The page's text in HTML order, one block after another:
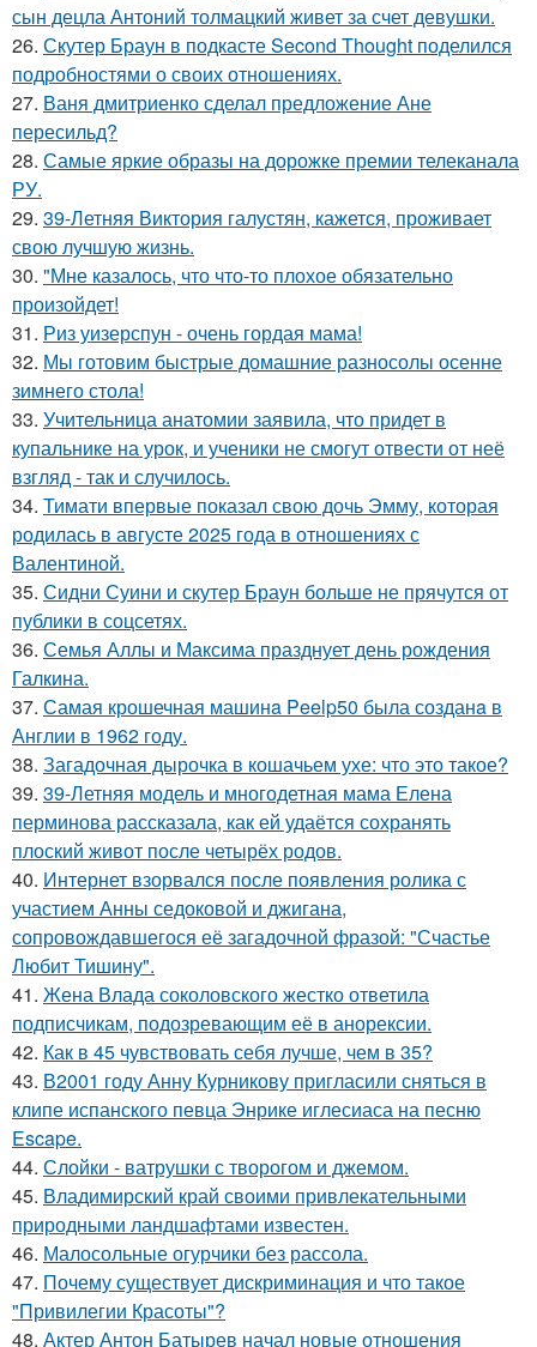
сын децла Антоний толмацкий живет за счет девушки.
26. Скутер Браун в подкасте Second Thought поделился
подробностями о своих отношениях.
27. Ваня дмитриенко сделал предложение Ане
пересильд?
28. Самые яркие образы на дорожке премии телеканала
РУ.
29. 39-Летняя Виктория галустян, кажется, проживает
свою лучшую жизнь.
30. "Мне казалось, что что-то плохое обязательно
произойдет!
31. Риз уизерспун - очень гордая мама!
32. Мы готовим быстрые домашние разносолы осенне
зимнего стола!
33. Учительница анатомии заявила, что придет в
купальнике на урок, и ученики не смогут отвести от неё
взгляд - так и случилось.
34. Тимати впервые показал свою дочь Эмму, которая
родилась в августе 2025 года в отношениях с
Валентиной.
35. Сидни Суини и скутер Браун больше не прячутся от
публики в соцсетях.
36. Семья Аллы и Максима празднует день рождения
Галкина.
37. Самая крошечная машинa Peelp50 была созданa в
Англии в 1962 году.
38. Загадочная дырочка в кошачьем ухе: что это такое?
39. 39-Летняя модель и многодетная мама Елена
перминова рассказала, как ей удаётся сохранять
плоский живот после четырёх родов.
40. Интернет взорвался после появления ролика с
участием Анны седоковой и джигана,
сопровождавшегося её загадочной фразой: "Счастье
Любит Тишину".
41. Жена Влада соколовского жестко ответила
подписчикам, подозревающим её в анорексии.
42. Как в 45 чувствовать себя лучше, чем в 35?
43. В2001 году Анну Курникову пригласили сняться в
клипе испанского певца Энрике иглесиаса на песню
Escape.
44. Слойки - ватрушки с творогом и джемом.
45. Владимирский край своими привлекательными
природными ландшафтами известен.
46. Малосольные огурчики без рассола.
47. Почему существует дискриминация и что такое
"Привилегии Красоты"?
48. Актер Антон Батырев начал новые отношения